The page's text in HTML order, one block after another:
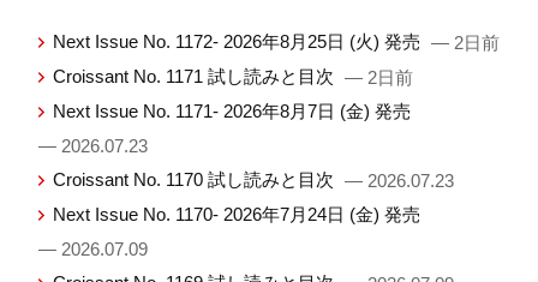
Next Issue No. 1172- 2026年8月25日 (火) 発売 — 2日前
Croissant No. 1171 試し読みと目次 — 2日前
Next Issue No. 1171- 2026年8月7日 (金) 発売
— 2026.07.23
Croissant No. 1170 試し読みと目次 — 2026.07.23
Next Issue No. 1170- 2026年7月24日 (金) 発売
— 2026.07.09